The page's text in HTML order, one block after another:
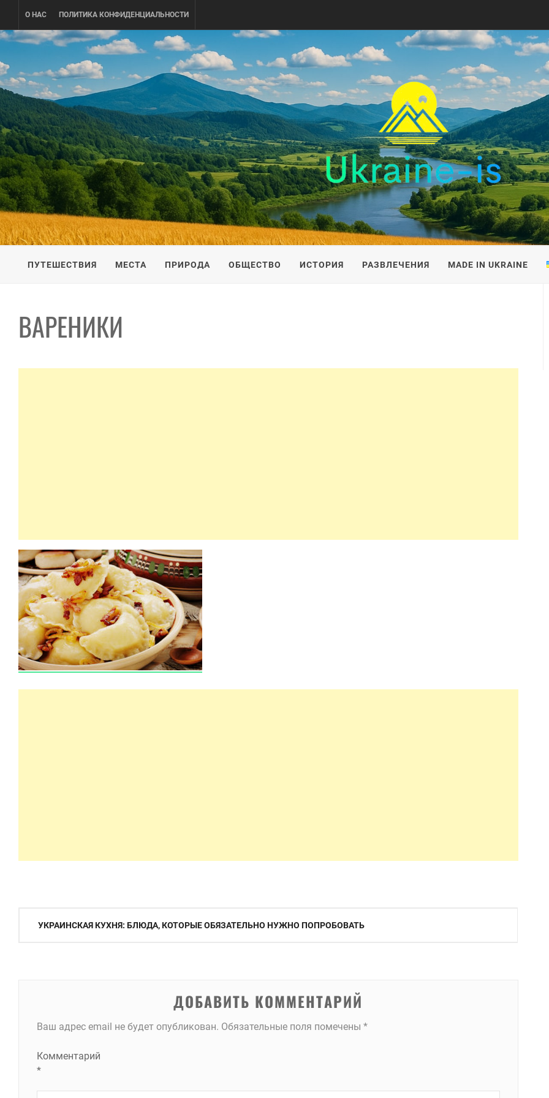
content
О НАС ПОЛИТИКА КОНФИДЕНЦИАЛЬНОСТИ
UKRAINE-IS
ПУТЕШЕСТВИЕ ПО УКРАИНЕ
ПУТЕШЕСТВИЯ МЕСТА ПРИРОДА ОБЩЕСТВО ИСТОРИЯ РАЗВЛЕЧЕНИЯ MADE IN UKRAINE
ВАРЕНИКИ
Навигация
УКРАИНСКАЯ КУХНЯ: БЛЮДА, КОТОРЫЕ ОБЯЗАТЕЛЬНО НУЖНО ПОПРОБОВАТЬ
ДОБАВИТЬ КОММЕНТАРИЙ
Ваш адрес email не будет опубликован. Обязательные поля помечены *
Комментарий
*